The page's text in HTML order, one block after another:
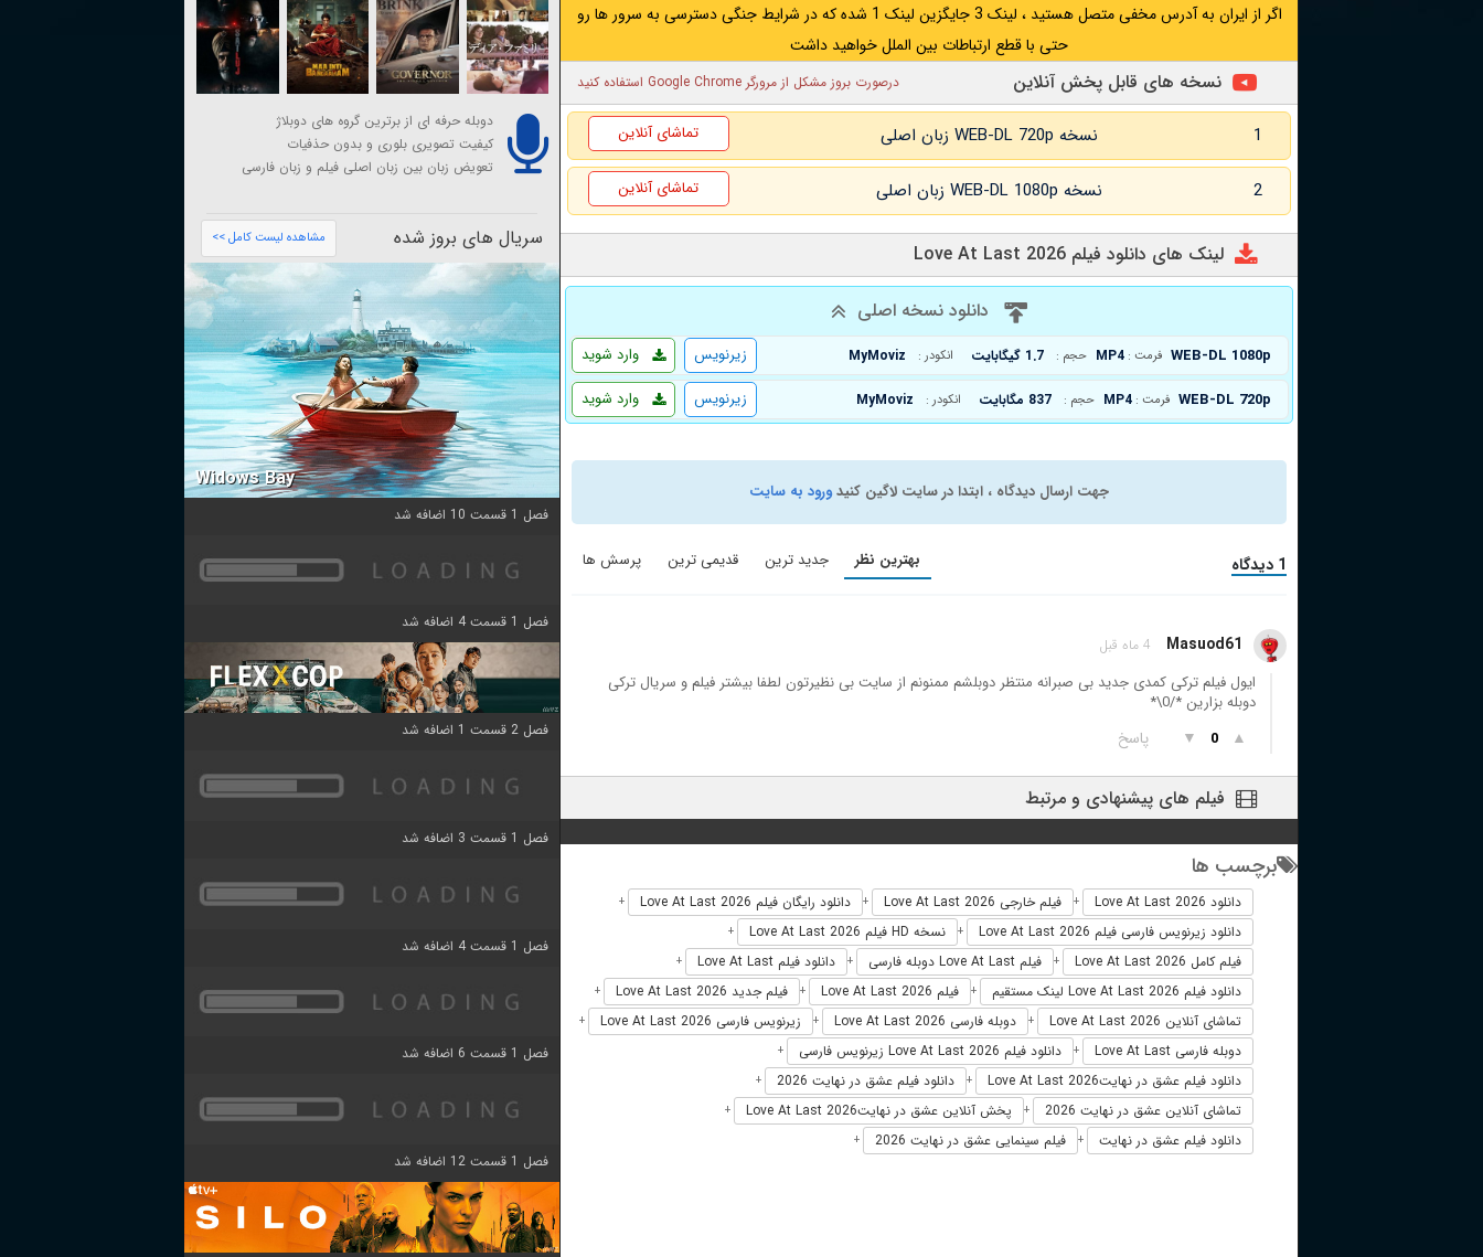
اگر از ایران به آدرس مخفی متصل هستید ، لینک 3 جایگزین لینک 1 شده که در شرایط جنگی دسترسی به سرور ها رو
حتی با قطع ارتباطات بین الملل خواهید داشت
نسخه های قابل پخش آنلاین درصورت بروز مشکل از مرورگر Google Chrome استفاده کنید
1 نسخه WEB-DL 720p زبان اصلی تماشای آنلاین
2 نسخه WEB-DL 1080p زبان اصلی تماشای آنلاین
لینک های دانلود فیلم Love At Last 2026
دانلود نسخه اصلی
WEB-DL 1080p فرمت : MP4 حجم : 1.7 گیگابایت انکودر : MyMoviz وارد شوید
زیرنویس
WEB-DL 720p فرمت : MP4 حجم : 837 مگابایت انکودر : MyMoviz وارد شوید زیرنویس
جهت ارسال دیدگاه ، ابتدا در سایت لاگین کنیدورود به سایت
1 دیدگاه بهترین نظر جدید ترین قدیمی ترین پرسش ها
Masuod61 4 ماه قبل
ایول فیلم ترکی کمدی جدید بی صبرانه منتظر دوبلشم ممنونم از سایت بی نظیرتون لطفا بیشتر فیلم و سریال ترکی
دوبله بزارین ⁦*⁠\⁠0⁠/⁠*⁩
▲
0
▼ پاسخ
فیلم های پیشنهادی و مرتبط
برچسب ها
دانلود Love At Last 2026 + فیلم خارجی Love At Last 2026 + دانلود رایگان فیلم Love At Last 2026 +
دانلود زیرنویس فارسی فیلم Love At Last 2026 + نسخه HD فیلم Love At Last 2026 +
فیلم کامل Love At Last 2026 + فیلم Love At Last دوبله فارسی + دانلود فیلم Love At Last +
دانلود فیلم Love At Last 2026 لینک مستقیم + فیلم Love At Last 2026 + فیلم جدید Love At Last 2026 +
تماشای آنلاین Love At Last 2026 + دوبله فارسی Love At Last 2026 + زیرنویس فارسی Love At Last 2026 +
دوبله فارسی Love At Last + دانلود فیلم Love At Last 2026 زیرنویس فارسی +
دانلود فیلم عشق در نهایتLove At Last 2026 + دانلود فیلم عشق در نهایت 2026 +
تماشای آنلاین عشق در نهایت 2026 + پخش آنلاین عشق در نهایتLove At Last 2026 +
دانلود فیلم عشق در نهایت + فیلم سینمایی عشق در نهایت 2026 +
دوبله حرفه ای از برترین گروه های دوبلاژ
کیفیت تصویری بلوری و بدون حذفیات
تعویض زبان بین زبان اصلی فیلم و زبان فارسی
سریال های بروز شده مشاهده لیست کامل >>
Widows Bay
فصل 1 قسمت 10 اضافه شد
فصل 1 قسمت 4 اضافه شد
فصل 2 قسمت 1 اضافه شد
فصل 1 قسمت 3 اضافه شد
فصل 1 قسمت 4 اضافه شد
فصل 1 قسمت 6 اضافه شد
فصل 1 قسمت 12 اضافه شد